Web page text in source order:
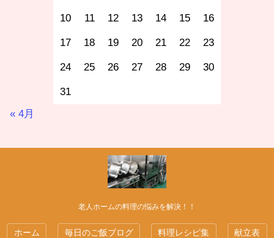
10 11 12 13 14 15 16
17 18 19 20 21 22 23
24 25 26 27 28 29 30
31
« 4月
老人ホームの料理の悩みを解決！！
ホーム 毎日のご飯ブログ 料理レシピ集 献立表